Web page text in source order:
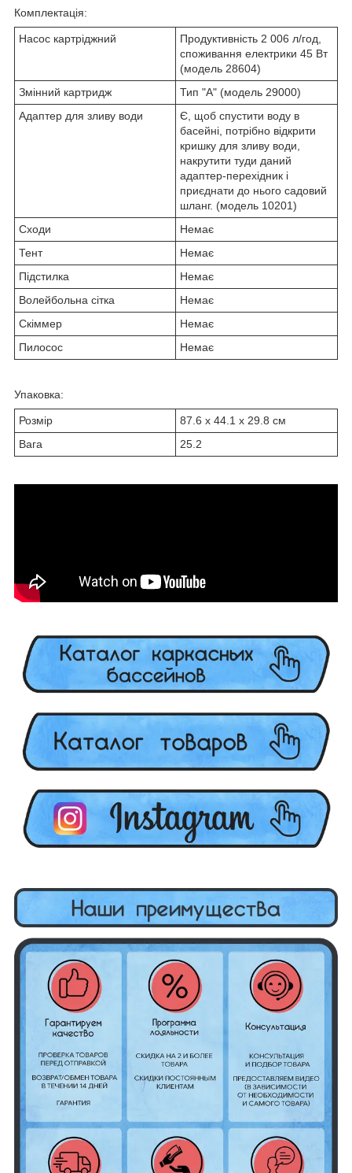
Комплектація:
Насос картріджний
Продуктивність 2 006 л/год,
споживання електрики 45 Вт
(модель 28604)
Змінний картридж
Тип "A" (модель 29000)
Адаптер для зливу води
Є, щоб спустити воду в
басейні, потрібно відкрити
кришку для зливу води,
накрутити туди даний
адаптер-перехідник і
приєднати до нього садовий
шланг. (модель 10201)
Сходи
Немає
Тент
Немає
Підстилка
Немає
Волейбольна сітка
Немає
Скіммер
Немає
Пилосос
Немає
Упаковка:
Розмір
87.6 x 44.1 x 29.8 см
Вага
25.2